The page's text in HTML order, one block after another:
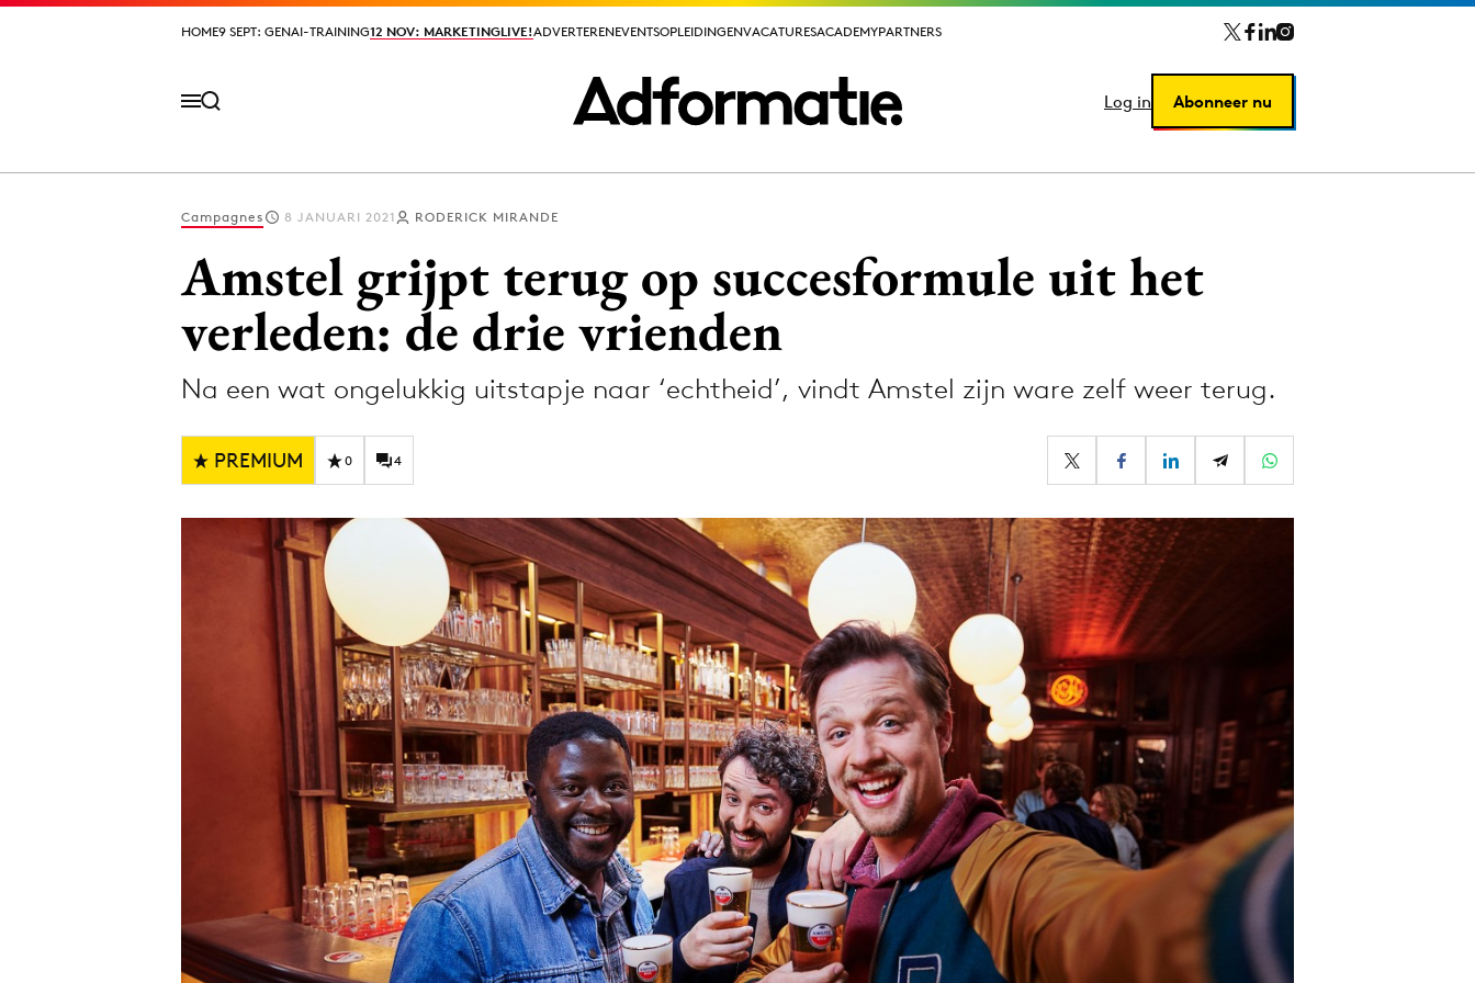
HOME9 SEPT: GENAI-TRAINING12 NOV: MARKETINGLIVE!ADVERTERENEVENTSOPLEIDINGENVACATURESACADEMYPARTNERS
Log in Abonneer nu
HOME9 SEPT: GENAI-TRAINING12 NOV: MARKETINGLIVE!ADVERTERENEVENTSOPLEIDINGENVACATURESACADEMYPARTNERS
Log in Abonneer nu
Design
Diversiteit
Gedragsverandering
Influencer marketing
Interne communicatie
Martech
Media
Purpose Marketing
Reputatie & crisis
Campagnes 8 JANUARI 2021 RODERICK MIRANDE
Amstel grijpt terug op succesformule uit het
verleden: de drie vrienden
Na een wat ongelukkig uitstapje naar ‘echtheid’, vindt Amstel zijn ware zelf weer terug.
PREMIUM 0 4